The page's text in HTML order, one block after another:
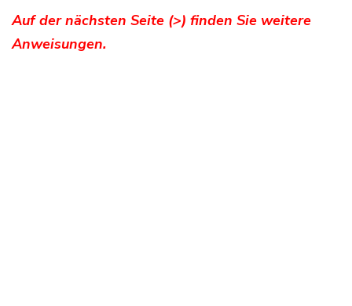
Auf der nächsten Seite (>) finden Sie weitere
Anweisungen.